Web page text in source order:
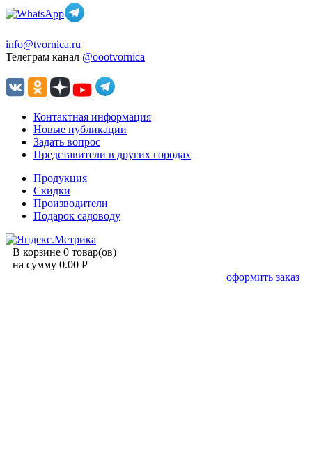
info@tvornica.ru
Телеграм канал @oootvornica
Контактная информация
Новые публикации
Задать вопрос
Представители в других городах
Продукция
Скидки
Производители
Подарок садоводу
В корзине 0 товар(ов)
на сумму 0.00 Р
оформить заказ